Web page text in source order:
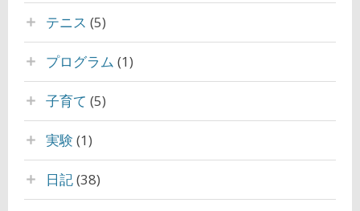
テニス (5)
プログラム (1)
子育て (5)
実験 (1)
日記(38)